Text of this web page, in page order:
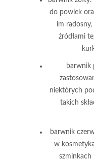
do powiek
im
źródłami
barwnik
niektórych
takich
barwnik
w
szminkach